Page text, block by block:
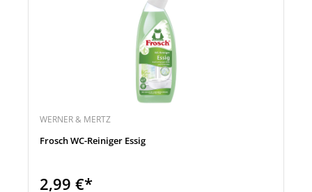
WERNER & MERTZ
Frosch WC-Reiniger Essig
2,99 €*